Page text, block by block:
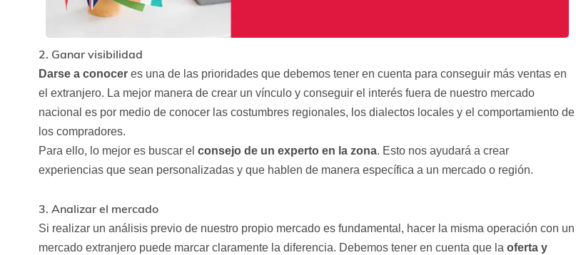
2. Ganar visibilidad
Darse a conoceres una de las prioridades que debemos tener en cuenta para conseguir más ventas en
el extranjero. La mejor manera de crear un vínculo y conseguir el interés fuera de nuestro mercado
nacional es por medio de conocer las costumbres regionales, los dialectos locales y el comportamiento de
los compradores.
Para ello, lo mejor es buscar el consejo de un experto en la zona. Esto nos ayudará a crear
experiencias que sean personalizadas y que hablen de manera específica a un mercado o región.
3. Analizar el mercado
Si realizar un análisis previo de nuestro propio mercado es fundamental, hacer la misma operación con un
mercado extranjero puede marcar claramente la diferencia. Debemos tener en cuenta que la oferta y